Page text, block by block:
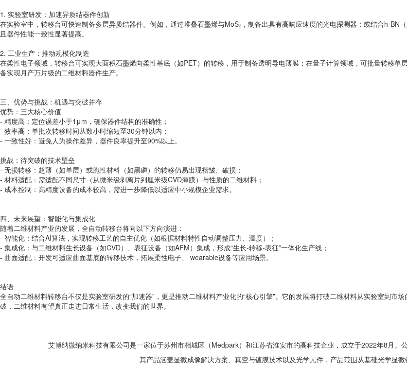
1. 实验室研发：加速异质结器件创新
在实验室中，转移台可快速制备多层异质结器件。例如，通过堆叠石墨烯与MoS₂，制备出具有高响应速度的光电探测器；或结合h-BN
且器件性能一致性显著提高。
2. 工业生产：推动规模化制造
在柔性电子领域，转移台可实现大面积石墨烯向柔性基底（如PET）的转移，用于制备透明导电薄膜；在量子计算领域，可批量转移
备实现月产万片级的二维材料器件生产。
三、优势与挑战：机遇与突破并存
优势：三大核心价值
- 精度高：定位误差小于1μm，确保器件结构的准确性；
- 效率高：单批次转移时间从数小时缩短至30分钟以内；
- 一致性好：避免人为操作差异，器件良率提升至90%以上。
挑战：待突破的技术壁垒
- 无损转移：超薄（如单层）或脆性材料（如黑磷）的转移仍易出现褶皱、破损；
- 材料适配：需适配不同尺寸（从微米级剥离片到厘米级CVD薄膜）与性质的二维材料；
- 成本控制：高精度设备的成本较高，需进一步降低以适应中小规模企业需求。
四、未来展望：智能化与集成化
随着二维材料产业的发展，全自动转移台将向以下方向演进：
- 智能化：结合AI算法，实现转移工艺的自主优化（如根据材料特性自动调整压力、温度）；
- 集成化：与二维材料生长设备（如CVD）、表征设备（如AFM）集成，形成“生长-转移-表征”一体化生产线；
- 曲面适配：开发可适应曲面基底的转移技术，拓展柔性电子、 wearable设备等应用场景。
结语
全自动二维材料转移台不仅是实验室研发的“加速器”，更是推动二维材料产业化的“核心引擎”。它的发展将打破二维材料从实验室到
破，二维材料有望真正走进日常生活，改变我们的世界。
艾博纳微纳米科技有限公司是一家位于苏州市相城区（Medpark）和江苏省淮安市的高科技企业，成立于2022年8月。
其产品涵盖显微成像解决方案、真空与镀膜技术以及光学元件，产品范围从基础光学显微